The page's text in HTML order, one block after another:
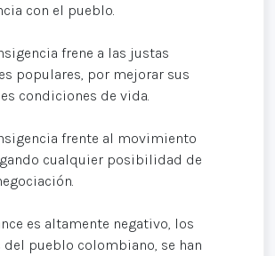
con el pueblo.
frene a las justas
populares, por mejorar sus
condiciones de vida.
frente al movimiento
cualquier posibilidad de
es altamente negativo, los
pueblo colombiano, se han